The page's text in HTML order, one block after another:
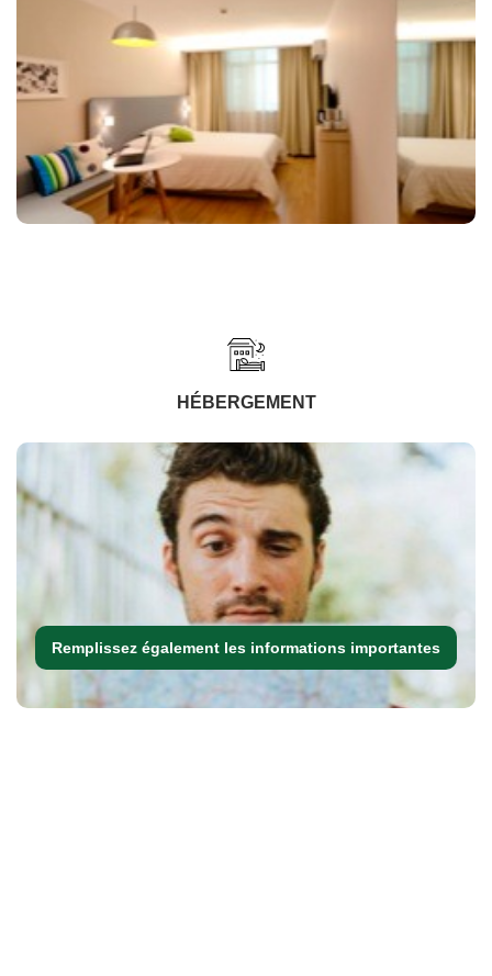
HÉBERGEMENT
Remplissez également les informations importantes